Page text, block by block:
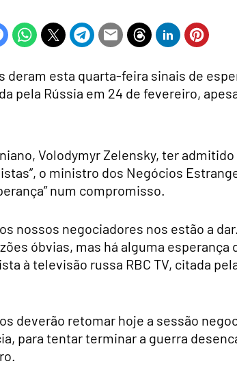
deram esta quarta-feira sinais de
pela Rússia em 24 de fevereiro,
Volodymyr Zelensky, ter
o ministro dos Negócios
num compromisso.
nossos negociadores nos estão a
óbvias, mas há alguma esperança
à televisão russa RBC TV, citada
deverão retomar hoje a sessão
para tentar terminar a guerra